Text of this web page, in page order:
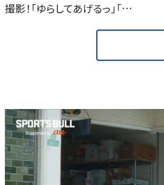
撮影！「ゆらしてあげるっ」「…